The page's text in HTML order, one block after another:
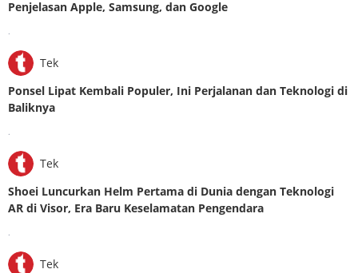
Penjelasan Apple, Samsung, dan Google
Tek
Ponsel Lipat Kembali Populer, Ini Perjalanan dan Teknologi di
Baliknya
Tek
Shoei Luncurkan Helm Pertama di Dunia dengan Teknologi
AR di Visor, Era Baru Keselamatan Pengendara
Tek